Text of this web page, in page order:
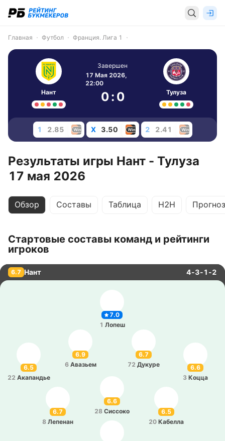
Главная Футбол Франция. Лига 1
Нант
Завершен
17 Мая 2026,
22:00
0: 0 Тулуза
1 2.85 X 3.50 2 2.41
Результаты игры Нант - Тулуза
17 мая 2026
Обзор Составы Таблица H2H
Стартовые составы команд и рейтинги
игроков
6.7 Нант 4-3-1-2
7.0
1 Лопеш
6.9
6 Ава­зьем
6.6
3 Коцца
6.7
72 Дукуре
6.5
22 Ака­па­ндье
6.6
28 Си­ссо­ко
6.5
20 Ка­бе­лла
6.7
8 Ле­пе­нан